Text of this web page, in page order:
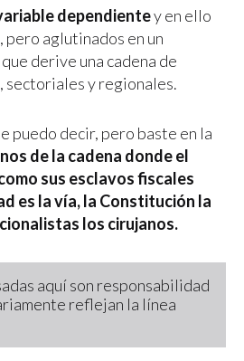
dependientey en ello
aglutinados en un
derive una cadena de
sectoriales y regionales.
puedo decir, pero baste en la
de la cadena donde el
sus esclavos fiscales
es la vía, la Constitución la
los cirujanos.
aquí son responsabilidad
reflejan la línea